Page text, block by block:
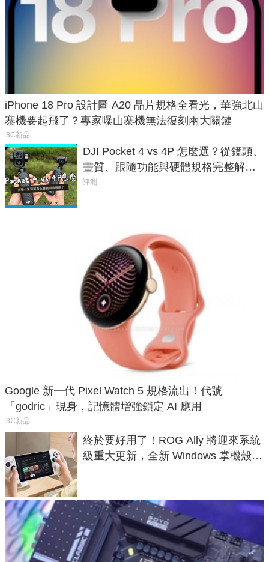
iPhone 18 Pro 設計圖 A20 晶片規格全看光，華強北山
寨機要起飛了？專家曝山寨機無法復刻兩大關鍵
3C新品
DJI Pocket 4 vs 4P 怎麼選？從鏡頭、
畫質、跟隨功能與硬體規格完整解
析，一次看懂兩台差異
評測
Google 新一代 Pixel Watch 5 規格流出！代號
「godric」現身，記憶體增強鎖定 AI 應用
3C新品
終於要好用了！ROG Ally 將迎來系統
級重大更新，全新 Windows 掌機殼模